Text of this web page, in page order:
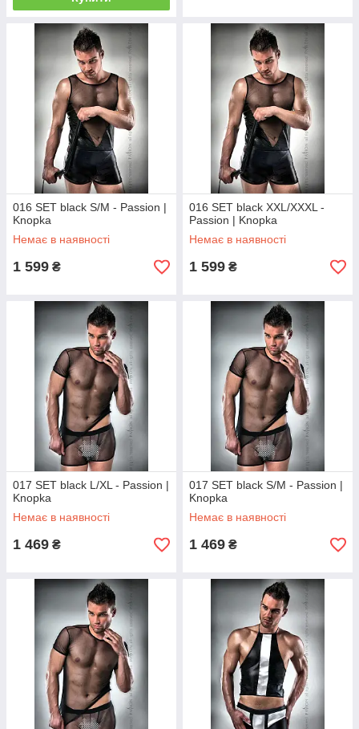
016 SET black S/M - Passion |
Knopka
Немає в наявності
1 599 ₴
016 SET black XXL/XXXL -
Passion | Knopka
Немає в наявності
1 599 ₴
017 SET black L/XL - Passion |
Knopka
Немає в наявності
1 469 ₴
017 SET black S/M - Passion |
Knopka
Немає в наявності
1 469 ₴